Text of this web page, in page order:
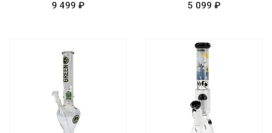
9 499 ₽ 5 099 ₽